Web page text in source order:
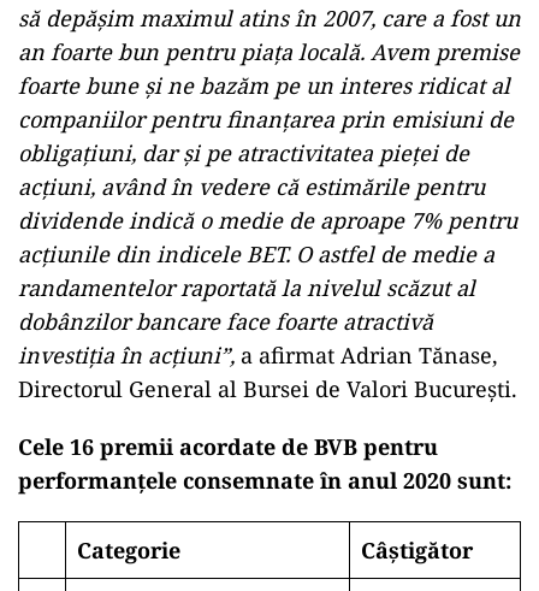
să depășim maximul atins în 2007, care a fost un
an foarte bun pentru piața locală. Avem premise
foarte bune și ne bazăm pe un interes ridicat al
companiilor pentru finanțarea prin emisiuni de
obligațiuni, dar și pe atractivitatea pieței de
acțiuni, având în vedere că estimările pentru
dividende indică o medie de aproape 7% pentru
acțiunile din indicele BET. O astfel de medie a
randamentelor raportată la nivelul scăzut al
dobânzilor bancare face foarte atractivă
investiția în acțiuni”, a afirmat Adrian Tănase,
Directorul General al Bursei de Valori București.
Cele 16 premii acordate de BVB pentru
performanțele consemnate în anul 2020 sunt:
Categorie Câștigător